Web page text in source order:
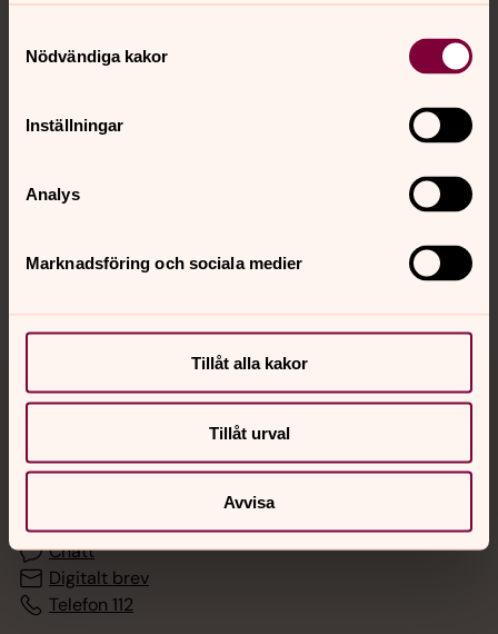
Nödvändiga kakor
Inställningar
Analys
Marknadsföring och sociala medier
Tillåt alla kakor
Tillåt urval
Avvisa
Kalender
Jourhavande präst
Akut samtals- och krisstöd. Prata eller chatta anonymt
Chatt
Digitalt brev
Telefon 112